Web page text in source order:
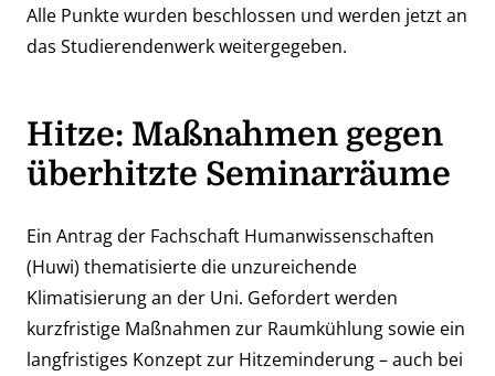
Alle Punkte wurden beschlossen und werden jetzt an
das Studierendenwerk weitergegeben.
Hitze: Maßnahmen gegen
überhitzte Seminarräume
Ein Antrag der Fachschaft Humanwissenschaften
(Huwi) thematisierte die unzureichende
Klimatisierung an der Uni. Gefordert werden
kurzfristige Maßnahmen zur Raumkühlung sowie ein
langfristiges Konzept zur Hitzeminderung – auch bei